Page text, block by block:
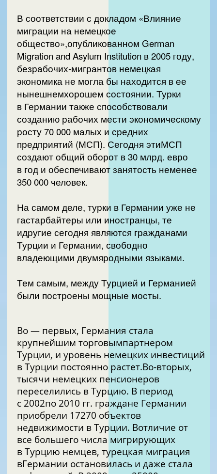
В соответствии с докладом «Влияние
миграции на немецкое
общество»,опубликованном German
Migration and Asylum Institution в 2005 году,
безрабочих-мигрантов немецкая
экономика не могла бы находится в ее
нынешнемхорошем состоянии. Турки
в Германии также способствовали
созданию рабочих мести экономическому
росту 70 000 малых и средних
предприятий (МСП). Сегодня этиМСП
создают общий оборот в 30 млрд. евро
в год и обеспечивают занятость неменее
350 000 человек.
На самом деле, турки в Германии уже не
гастарбайтеры или иностранцы, те
идругие сегодня являются гражданами
Турции и Германии, свободно
владеющими двумяродными языками.
Тем самым, между Турцией и Германией
были построены мощные мосты.
Во — первых, Германия стала
крупнейшим торговымпартнером
Турции, и уровень немецких инвестиций
в Турции постоянно растет.Во-вторых,
тысячи немецких пенсионеров
переселились в Турцию. В период
с 2002по 2010 гг. граждане Германии
приобрели 17270 объектов
недвижимости в Турции. Вотличие от
все большего числа мигрирующих
в Турцию немцев, турецкая миграция
вГермании остановилась и даже стала